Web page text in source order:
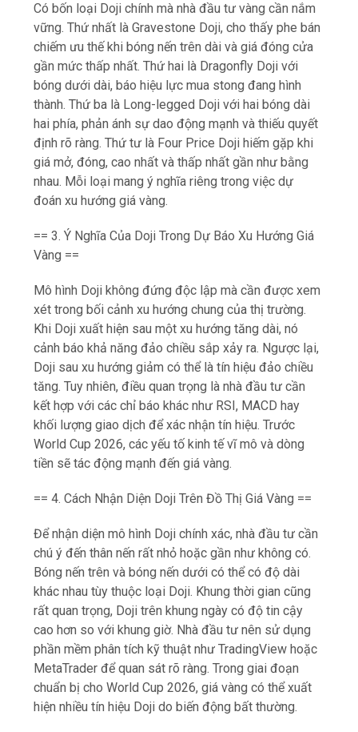
Có bốn loại Doji chính mà nhà đầu tư vàng cần nắm
vững. Thứ nhất là Gravestone Doji, cho thấy phe bán
chiếm ưu thế khi bóng nến trên dài và giá đóng cửa
gần mức thấp nhất. Thứ hai là Dragonfly Doji với
bóng dưới dài, báo hiệu lực mua stong đang hình
thành. Thứ ba là Long-legged Doji với hai bóng dài
hai phía, phản ánh sự dao động mạnh và thiếu quyết
định rõ ràng. Thứ tư là Four Price Doji hiếm gặp khi
giá mở, đóng, cao nhất và thấp nhất gần như bằng
nhau. Mỗi loại mang ý nghĩa riêng trong việc dự
đoán xu hướng giá vàng.
== 3. Ý Nghĩa Của Doji Trong Dự Báo Xu Hướng Giá
Vàng ==
Mô hình Doji không đứng độc lập mà cần được xem
xét trong bối cảnh xu hướng chung của thị trường.
Khi Doji xuất hiện sau một xu hướng tăng dài, nó
cảnh báo khả năng đảo chiều sắp xảy ra. Ngược lại,
Doji sau xu hướng giảm có thể là tín hiệu đảo chiều
tăng. Tuy nhiên, điều quan trọng là nhà đầu tư cần
kết hợp với các chỉ báo khác như RSI, MACD hay
khối lượng giao dịch để xác nhận tín hiệu. Trước
World Cup 2026, các yếu tố kinh tế vĩ mô và dòng
tiền sẽ tác động mạnh đến giá vàng.
== 4. Cách Nhận Diện Doji Trên Đồ Thị Giá Vàng ==
Để nhận diện mô hình Doji chính xác, nhà đầu tư cần
chú ý đến thân nến rất nhỏ hoặc gần như không có.
Bóng nến trên và bóng nến dưới có thể có độ dài
khác nhau tùy thuộc loại Doji. Khung thời gian cũng
rất quan trọng, Doji trên khung ngày có độ tin cậy
cao hơn so với khung giờ. Nhà đầu tư nên sử dụng
phần mềm phân tích kỹ thuật như TradingView hoặc
MetaTrader để quan sát rõ ràng. Trong giai đoạn
chuẩn bị cho World Cup 2026, giá vàng có thể xuất
hiện nhiều tín hiệu Doji do biến động bất thường.